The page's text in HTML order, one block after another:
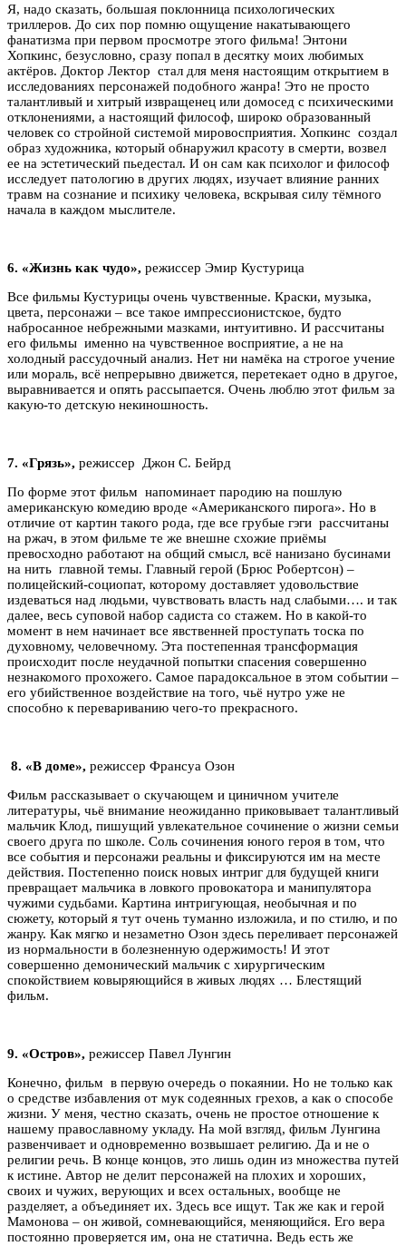
Я, надо сказать, большая поклонница психологических
триллеров. До сих пор помню ощущение накатывающего
фанатизма при первом просмотре этого фильма! Энтони
Хопкинс, безусловно, сразу попал в десятку моих любимых
актёров. Доктор Лектор стал для меня настоящим открытием в
исследованиях персонажей подобного жанра! Это не просто
талантливый и хитрый извращенец или домосед с психическими
отклонениями, а настоящий философ, широко образованный
человек со стройной системой мировосприятия. Хопкинс создал
образ художника, который обнаружил красоту в смерти, возвел
ее на эстетический пьедестал. И он сам как психолог и философ
исследует патологию в других людях, изучает влияние ранних
травм на сознание и психику человека, вскрывая силу тёмного
начала в каждом мыслителе.
6. «Жизнь как чудо», режиссер Эмир Кустурица
Все фильмы Кустурицы очень чувственные. Краски, музыка,
цвета, персонажи – все такое импрессионистское, будто
набросанное небрежными мазками, интуитивно. И рассчитаны
его фильмы именно на чувственное восприятие, а не на
холодный рассудочный анализ. Нет ни намёка на строгое учение
или мораль, всё непрерывно движется, перетекает одно в другое,
выравнивается и опять рассыпается. Очень люблю этот фильм за
какую-то детскую некиношность.
7. «Грязь», режиссер Джон С. Бейрд
По форме этот фильм напоминает пародию на пошлую
американскую комедию вроде «Американского пирога». Но в
отличие от картин такого рода, где все грубые гэги рассчитаны
на ржач, в этом фильме те же внешне схожие приёмы
превосходно работают на общий смысл, всё нанизано бусинами
на нить главной темы. Главный герой (Брюс Робертсон) –
полицейский-социопат, которому доставляет удовольствие
издеваться над людьми, чувствовать власть над слабыми…. и так
далее, весь суповой набор садиста со стажем. Но в какой-то
момент в нем начинает все явственней проступать тоска по
духовному, человечному. Эта постепенная трансформация
происходит после неудачной попытки спасения совершенно
незнакомого прохожего. Самое парадоксальное в этом событии –
его убийственное воздействие на того, чьё нутро уже не
способно к перевариванию чего-то прекрасного.
8. «В доме», режиссер Франсуа Озон
Фильм рассказывает о скучающем и циничном учителе
литературы, чьё внимание неожиданно приковывает талантливый
мальчик Клод, пишущий увлекательное сочинение о жизни семьи
своего друга по школе. Соль сочинения юного героя в том, что
все события и персонажи реальны и фиксируются им на месте
действия. Постепенно поиск новых интриг для будущей книги
превращает мальчика в ловкого провокатора и манипулятора
чужими судьбами. Картина интригующая, необычная и по
сюжету, который я тут очень туманно изложила, и по стилю, и по
жанру. Как мягко и незаметно Озон здесь переливает персонажей
из нормальности в болезненную одержимость! И этот
совершенно демонический мальчик с хирургическим
спокойствием ковыряющийся в живых людях … Блестящий
фильм.
9. «Остров», режиссер Павел Лунгин
Конечно, фильм в первую очередь о покаянии. Но не только как
о средстве избавления от мук содеянных грехов, а как о способе
жизни. У меня, честно сказать, очень не простое отношение к
нашему православному укладу. На мой взгляд, фильм Лунгина
развенчивает и одновременно возвышает религию. Да и не о
религии речь. В конце концов, это лишь один из множества путей
к истине. Автор не делит персонажей на плохих и хороших,
своих и чужих, верующих и всех остальных, вообще не
разделяет, а объединяет их. Здесь все ищут. Так же как и герой
Мамонова – он живой, сомневающийся, меняющийся. Его вера
постоянно проверяется им, она не статична. Ведь есть же